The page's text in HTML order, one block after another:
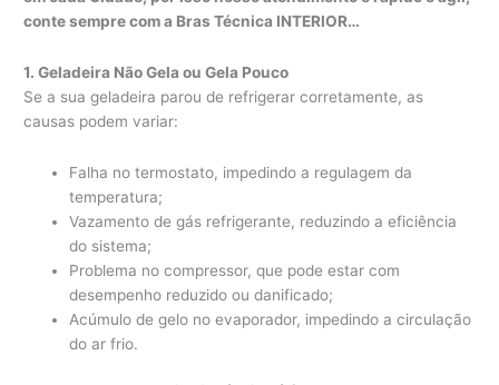
conte sempre com a Bras Técnica INTERIOR…
1. Geladeira Não Gela ou Gela Pouco
Se a sua geladeira parou de refrigerar corretamente, as
causas podem variar:
Falha no termostato, impedindo a regulagem da
temperatura;
Vazamento de gás refrigerante, reduzindo a eficiência
do sistema;
Problema no compressor, que pode estar com
desempenho reduzido ou danificado;
Acúmulo de gelo no evaporador, impedindo a circulação
do ar frio.